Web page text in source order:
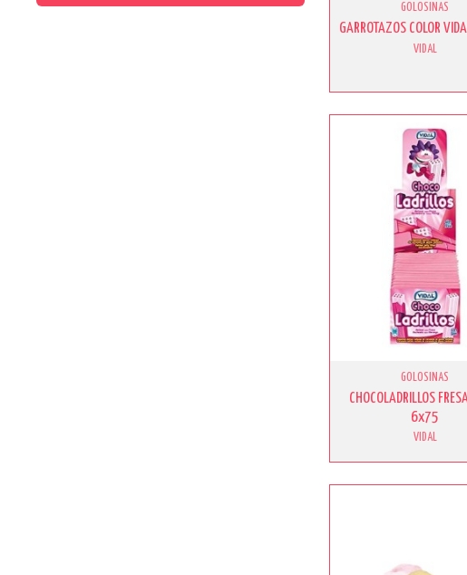
GOLOSINAS
GARROTAZOS COLOR
VIDAL
GOLOSINAS
CHOCOLADRILLOS
6x75
VIDAL